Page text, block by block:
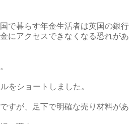
で暮らす年金生活者は英国の銀行
にアクセスできなくなる恐れがあ
をショートしました。
すが、足下で明確な売り材料があ